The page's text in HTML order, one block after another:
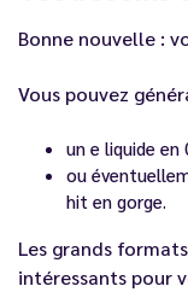
Bonne nouvelle :
Vous pouvez
un e liquide en
ou
hit en gorge.
Les grands
intéressants pour